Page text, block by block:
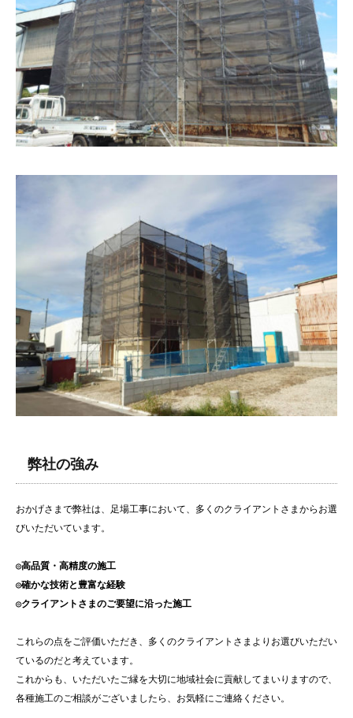
弊社の強み
おかげさまで弊社は、足場工事において、多くのクライアントさまからお選
びいただいています。
◎高品質・高精度の施工
◎確かな技術と豊富な経験
◎クライアントさまのご要望に沿った施工
これらの点をご評価いただき、多くのクライアントさまよりお選びいただい
ているのだと考えています。
これからも、いただいたご縁を大切に地域社会に貢献してまいりますので、
各種施工のご相談がございましたら、お気軽にご連絡ください。